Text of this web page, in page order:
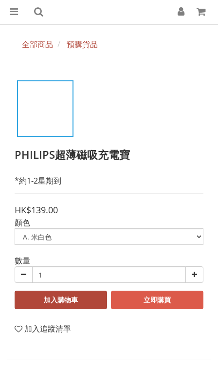
全部商品 預購貨品
PHILIPS超薄磁吸充電寶
*約1-2星期到
HK$139.00
顏色
數量
加入購物車 立即購買
加入追蹤清單